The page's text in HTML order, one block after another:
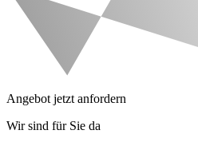
Angebot jetzt anfordern
Wir sind für Sie da